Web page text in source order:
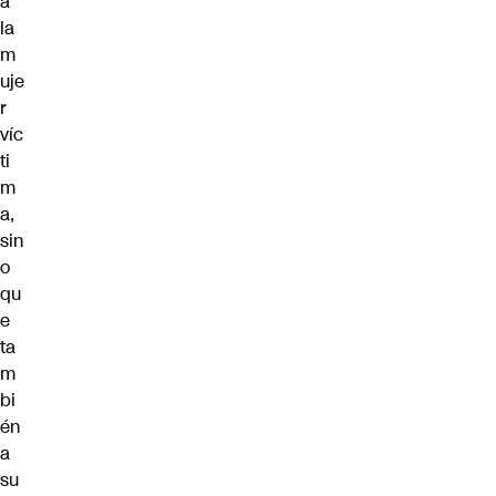
la
m
uje
r
víc
ti
m
a,
sin
o
qu
e
ta
m
bi
én
a
su